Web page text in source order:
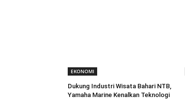
EKONOMI
Dukung Industri Wisata Bahari NTB,
Yamaha Marine Kenalkan Teknologi